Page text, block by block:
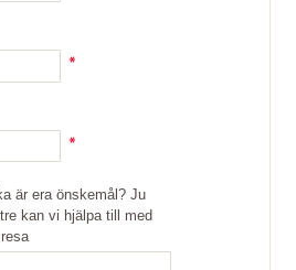
är era önskemål? Ju
kan vi hjälpa till med